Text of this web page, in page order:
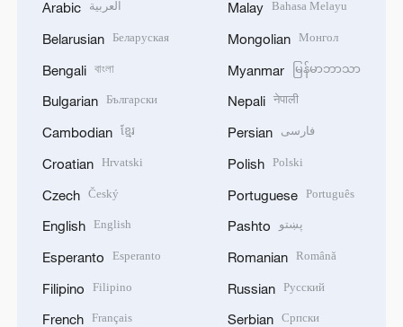
Arabic العربية
Belarusian Беларуская
Bengali বাংলা
Bulgarian Български
Cambodian ខ្មែរ
Croatian Hrvatski
Czech Český
English English
Esperanto Esperanto
Filipino Filipino
French Français
Malay Bahasa Melayu
Mongolian Монгол
Myanmar မြန်မာဘာသာ
Nepali नेपाली
Persian فارسی
Polish Polski
Portuguese Português
Pashto پښتو
Romanian Română
Russian Русский
Serbian Српски